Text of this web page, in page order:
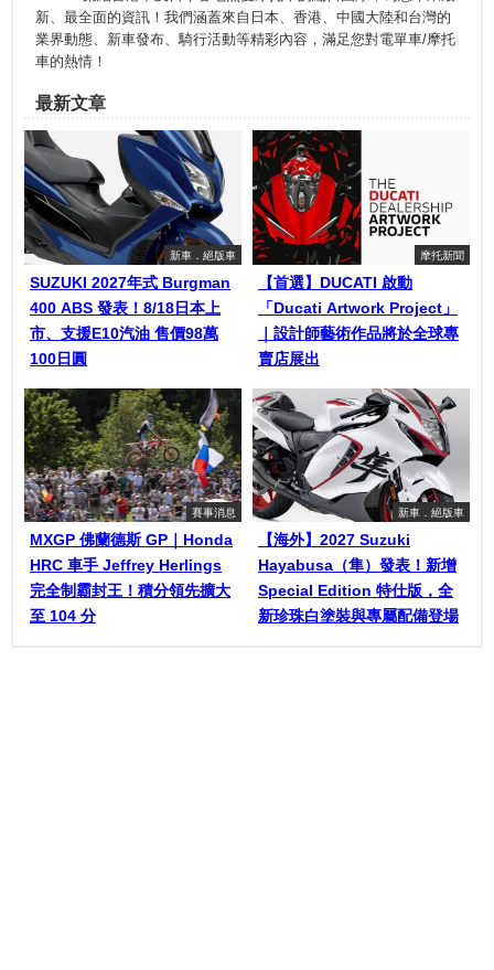
新、最全面的資訊！我們涵蓋來自日本、香港、中國大陸和台灣的
業界動態、新車發布、騎行活動等精彩內容，滿足您對電單車/摩托
車的熱情！
最新文章
新車．絕版車
SUZUKI 2027年式 Burgman
400 ABS 發表！8/18日本上
市、支援E10汽油 售價98萬
100日圓
摩托新聞
【首選】DUCATI 啟動
「Ducati Artwork Project」
｜設計師藝術作品將於全球專
賣店展出
賽事消息
MXGP 佛蘭德斯 GP｜Honda
HRC 車手 Jeffrey Herlings
完全制霸封王！積分領先擴大
至 104 分
新車．絕版車
【海外】2027 Suzuki
Hayabusa（隼）發表！新增
Special Edition 特仕版，全
新珍珠白塗裝與專屬配備登場